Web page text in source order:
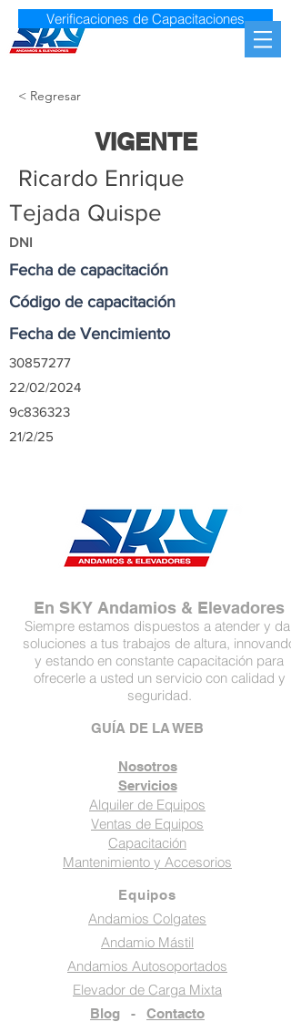
Verificaciones de Capacitaciones
< Regresar
VIGENTE
Ricardo Enrique
Tejada Quispe
DNI
Fecha de capacitación
Código de capacitación
Fecha de Vencimiento
30857277
22/02/2024
9c836323
21/2/25
En SKY Andamios & Elevadores
Siempre estamos dispuestos a atender y dar
soluciones a tus trabajos de altura, innovando
y estando en constante capacitación para
ofrecerle a usted un servicio con calidad y
seguridad.
GUÍA DE LA WEB
Nosotros
Servicios
Alquiler de Equipos
Ventas de Equipos
Capacitación
Mantenimiento y Accesorios
Equipos
Andamios Colgates
Andamio Mástil
Andamios Autosoportados
Elevador de Carga Mixta
Blog - Contacto